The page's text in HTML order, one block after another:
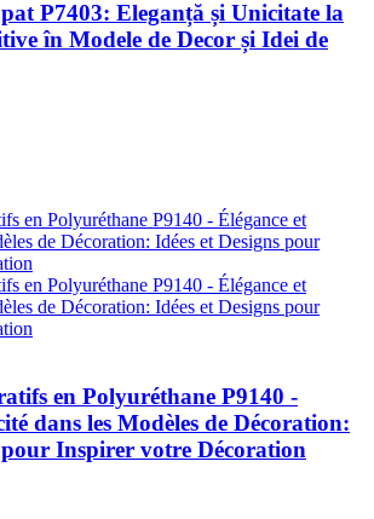
P7403: Eleganță și Unicitate la
în Modele de Decor și Idei de
en Polyuréthane P9140 -
dans les Modèles de Décoration:
pour Inspirer votre Décoration